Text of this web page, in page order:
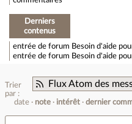
Derniers
contenus
entrée de forum Besoin d'aide
entrée de forum Besoin d'aide
Flux Atom des
Trier
par :
date
note intérêt dernier